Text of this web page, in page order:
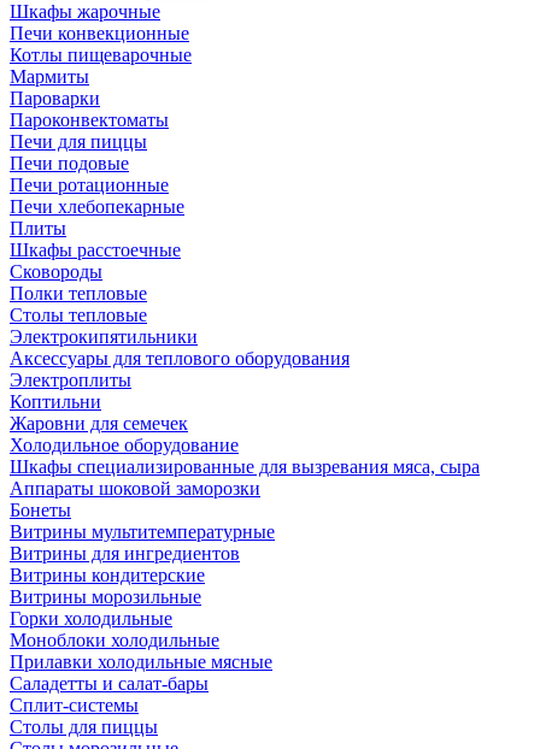
Шкафы жарочные
Печи конвекционные
Котлы пищеварочные
Мармиты
Пароварки
Пароконвектоматы
Печи для пиццы
Печи подовые
Печи ротационные
Печи хлебопекарные
Плиты
Шкафы расстоечные
Сковороды
Полки тепловые
Столы тепловые
Электрокипятильники
Аксессуары для теплового оборудования
Электроплиты
Коптильни
Жаровни для семечек
Холодильное оборудование
Шкафы специализированные для вызревания мяса, сыра
Аппараты шоковой заморозки
Бонеты
Витрины мультитемпературные
Витрины для ингредиентов
Витрины кондитерские
Витрины морозильные
Горки холодильные
Моноблоки холодильные
Прилавки холодильные мясные
Саладетты и салат-бары
Сплит-системы
Столы для пиццы